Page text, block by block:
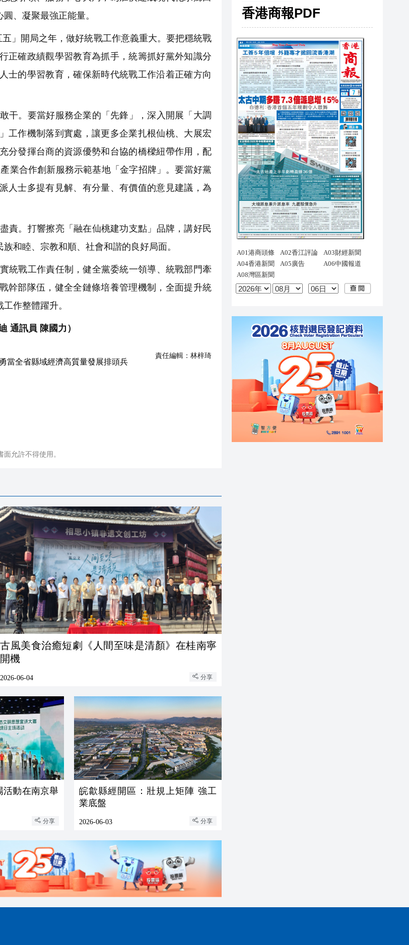
、凝聚最強正能量。
」開局之年，做好統戰工作意義重大。要把穩統戰
正確政績觀學習教育為抓手，統籌抓好黨外知識分
士的學習教育，確保新時代統戰工作沿着正確方向
。要當好服務企業的「先鋒」，深入開展「大調
工作機制落到實處，讓更多企業扎根仙桃、大展宏
分發揮台商的資源優勢和台協的橋樑紐帶作用，配
業合作創新服務示範基地「金字招牌」。要當好黨
人士多提有見解、有分量、有價值的意見建議，為
。打響擦亮「融在仙桃建功支點」品牌，講好民
和睦、宗教和順、社會和諧的良好局面。
戰工作責任制，健全黨委統一領導、統戰部門牽
幹部隊伍，健全全鏈條培養管理機制，全面提升統
作整體躍升。
通訊員 陳國力）
責任編輯： 林梓琦
允許不得使用。
古風美食治癒短劇《人間至味是清顏》在桂南寧
開機
2026-06-04 分享
活動在南京舉
分享
皖歙縣經開區：壯規上矩陣 強工
業底盤
2026-06-03 分享
香港商報PDF